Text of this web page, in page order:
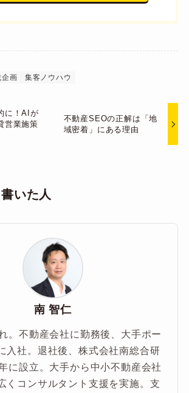
企画 集客ノウハウ
に！AIが
営業施策
不動産SEOの正解は「地
域密着」にある理由
いた人
南 智仁
。不動産会社に勤務後、大手ポー
入社。退社後、株式会社南総合研
に設立。大手から中小不動産会社
くコンサルタント支援を実施。支